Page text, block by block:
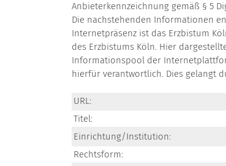
Anbieterkennzeichnung gemäß § 5
Die nachstehenden Informationen
Internetpräsenz ist das Erzbistum
des Erzbistums Köln. Hier
Informationspool der
hierfür verantwortlich. Dies gelangt
URL:
Titel:
Einrichtung/Institution:
Rechtsform: